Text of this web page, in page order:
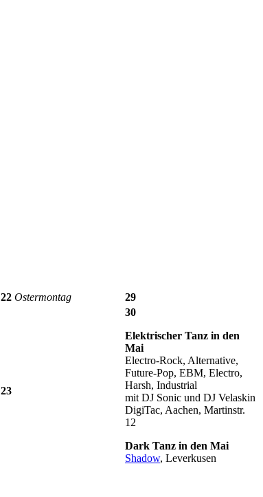
22 Ostermontag 29
23
30
Elektrischer Tanz in den
Mai
Electro-Rock, Alternative,
Future-Pop, EBM, Electro,
Harsh, Industrial
mit DJ Sonic und DJ Velaskin
DigiTac, Aachen, Martinstr.
12
Dark Tanz in den Mai
Shadow, Leverkusen